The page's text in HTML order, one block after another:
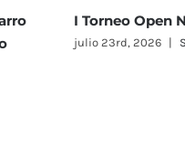
El Real Murcia
reunirá a 58